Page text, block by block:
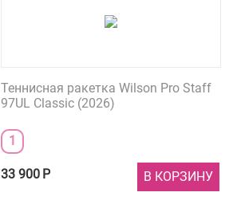
Теннисная ракетка Wilson Pro Staff
97UL Classic (2026)
1
33 900 Р В КОРЗИНУ